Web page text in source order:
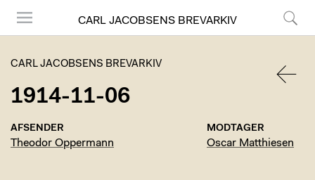
CARL JACOBSENS BREVARKIV
CARL JACOBSENS BREVARKIV
1914-11-06
AFSENDER
Theodor Oppermann
MODTAGER
Oscar Matthiesen